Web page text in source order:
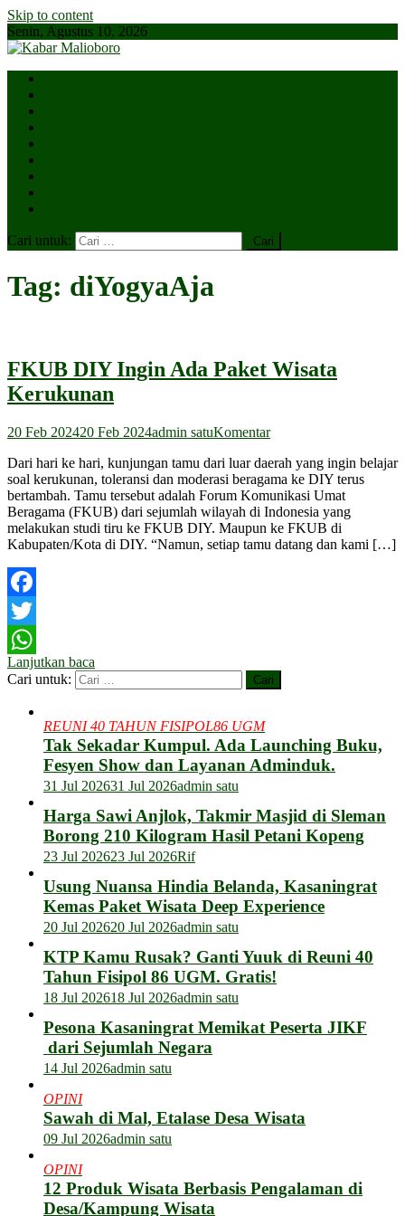
Skip to content
Senin, Agustus 10, 2026
Cari untuk:
Tag: diYogyaAja
FKUB DIY Ingin Ada Paket Wisata
Kerukunan
20 Feb 202420 Feb 2024admin satuKomentar
Dari hari ke hari, kunjungan tamu dari luar daerah yang ingin belajar
soal kerukunan, toleransi dan moderasi beragama ke DIY terus
bertambah. Tamu tersebut adalah Forum Komunikasi Umat
Beragama (FKUB) dari sejumlah wilayah di Indonesia yang
melakukan studi tiru ke FKUB DIY. Maupun ke FKUB di
Kabupaten/Kota di DIY. “Namun, setiap tamu datang dan kami […]
Facebook
Twitter
WhatsApp
Lanjutkan baca
Cari untuk:
REUNI 40 TAHUN FISIPOL86 UGM
Tak Sekadar Kumpul. Ada Launching Buku,
Fesyen Show dan Layanan Adminduk.
31 Jul 202631 Jul 2026admin satu
Harga Sawi Anjlok, Takmir Masjid di Sleman
Borong 210 Kilogram Hasil Petani Kopeng
23 Jul 202623 Jul 2026Rif
Usung Nuansa Hindia Belanda, Kasaningrat
Kemas Paket Wisata Deep Experience
20 Jul 202620 Jul 2026admin satu
KTP Kamu Rusak? Ganti Yuuk di Reuni 40
Tahun Fisipol 86 UGM. Gratis!
18 Jul 202618 Jul 2026admin satu
Pesona Kasaningrat Memikat Peserta JIKF
dari Sejumlah Negara
14 Jul 2026admin satu
OPINI
Sawah di Mal, Etalase Desa Wisata
09 Jul 2026admin satu
OPINI
12 Produk Wisata Berbasis Pengalaman di
Desa/Kampung Wisata